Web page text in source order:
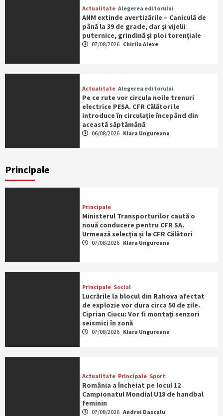
Actualitate Alegerea editorului
ANM extinde avertizările – Caniculă de
până la 39 de grade, dar și vijelii
puternice, grindină și ploi torențiale
07/08/2026 Chirila Alexe
Actualitate Alegerea editorului
Pe ce rute vor circula noile trenuri
electrice PESA. CFR Călători le
introduce în circulație începând din
această săptămână
06/08/2026 Klara Ungureanu
Principale
Principale
Ministerul Transporturilor caută o
nouă conducere pentru CFR SA.
Urmează selecția și la CFR Călători
07/08/2026 Klara Ungureanu
Principale Social
Lucrările la blocul din Rahova afectat
de explozie vor dura circa 50 de zile.
Ciprian Ciucu: Vor fi montați senzori
seismici în zonă
07/08/2026 Klara Ungureanu
Actualitate Principale Sport
România a încheiat pe locul 12
Campionatul Mondial U18 de handbal
feminin
07/08/2026 Andrei Dascalu